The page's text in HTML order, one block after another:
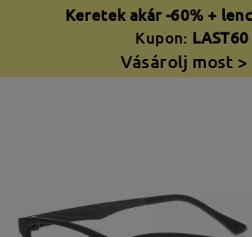
Keretek akár -60% +
Kupon: LAST60
Vásárolj most >